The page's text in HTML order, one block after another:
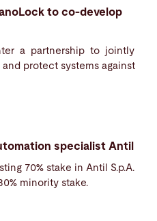
to co-develop
a partnership to jointly
protect systems against
specialist Antil
70% stake in Antil S.p.A.
minority stake.